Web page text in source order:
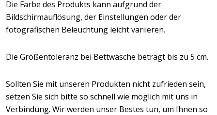
Die Farbe des Produkts kann aufgrund der
Bildschirmauflösung, der Einstellungen oder der
fotografischen Beleuchtung leicht variieren.
Die Größentoleranz bei Bettwäsche beträgt bis zu 5 cm.
Sollten Sie mit unseren Produkten nicht zufrieden sein,
setzen Sie sich bitte so schnell wie möglich mit uns in
Verbindung. Wir werden unser Bestes tun, um Ihnen so